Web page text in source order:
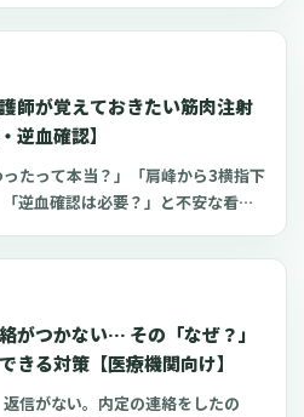
検討できることを目指してまとめ
種類の複雑さ、採用後に任せられ
護師国家試験に合格するまでの支
点が多岐にわたることに気づかさ
沿って一つひとつ準備を進めるこ
は決して“特別扱い”が必要なもの
人材の受け入れが初めての施設で
に絞って、制度の全体像、就労前
現場での指導体制の具体的な設計
師が覚えておきたい筋肉注射
逆血確認】
ったって本当？」「肩峰から3横指下
逆血確認は必要？」と不安な看護
注射との違い、神経損傷やSIRVA
種時の手順までわかりやすく解説
がつかない… その「なぜ？」
きる対策【医療機関向け】
信がない。内定の連絡をしたの